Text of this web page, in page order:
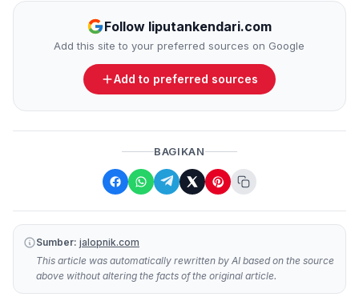
Follow liputankendari.com
Add this site to your preferred sources on Google
Add to preferred sources
BAGIKAN
Sumber: jalopnik.com
This article was automatically rewritten by AI based on the source
above without altering the facts of the original article.